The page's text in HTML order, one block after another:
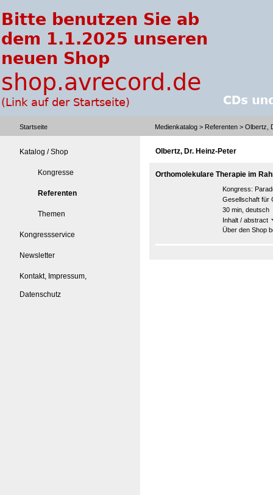
Startseite Medienkatalog > Referenten > Olbertz,
Katalog / Shop
Kongresse
Referenten
Themen
Kongressservice
Newsletter
Kontakt, Impressum,
Datenschutz
Olbertz, Dr. Heinz-Peter
Orthomolekulare Therapie im
Kongress:
Gesellschaft für
30 min, deutsch
Inhalt / abstract
Über den Shop